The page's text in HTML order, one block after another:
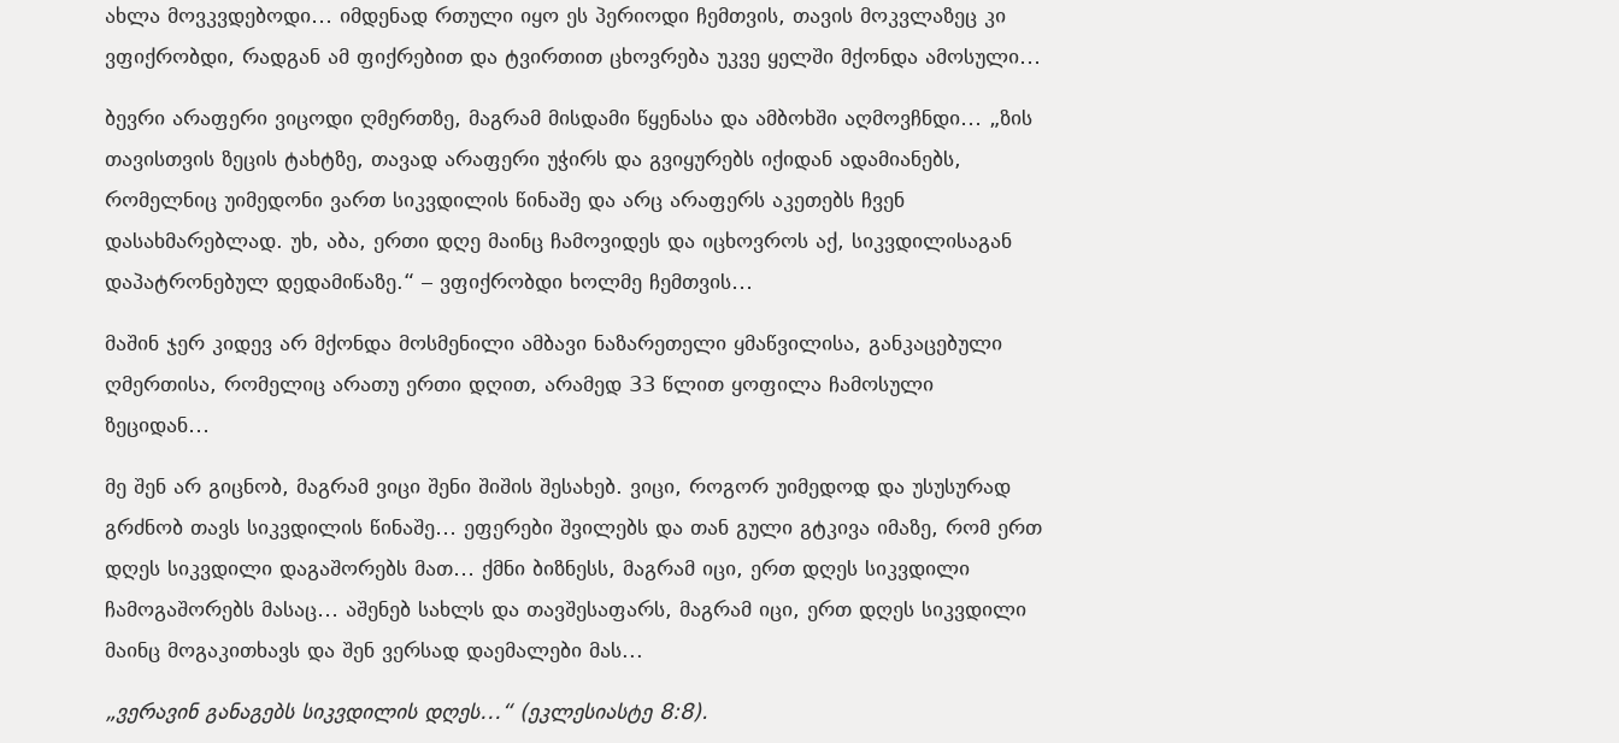
ახლა მოვკვდებოდი… იმდენად რთული იყო ეს პერიოდი ჩემთვის, თავის მოკვლაზეც კი
ვფიქრობდი, რადგან ამ ფიქრებით და ტვირთით ცხოვრება უკვე ყელში მქონდა ამოსული…
ბევრი არაფერი ვიცოდი ღმერთზე, მაგრამ მისდამი წყენასა და ამბოხში აღმოვჩნდი… „ზის
თავისთვის ზეცის ტახტზე, თავად არაფერი უჭირს და გვიყურებს იქიდან ადამიანებს,
რომელნიც უიმედონი ვართ სიკვდილის წინაშე და არც არაფერს აკეთებს ჩვენ
დასახმარებლად. უხ, აბა, ერთი დღე მაინც ჩამოვიდეს და იცხოვროს აქ, სიკვდილისაგან
დაპატრონებულ დედამიწაზე.“ – ვფიქრობდი ხოლმე ჩემთვის…
მაშინ ჯერ კიდევ არ მქონდა მოსმენილი ამბავი ნაზარეთელი ყმაწვილისა, განკაცებული
ღმერთისა, რომელიც არათუ ერთი დღით, არამედ 33 წლით ყოფილა ჩამოსული
ზეციდან…
მე შენ არ გიცნობ, მაგრამ ვიცი შენი შიშის შესახებ. ვიცი, როგორ უიმედოდ და უსუსურად
გრძნობ თავს სიკვდილის წინაშე… ეფერები შვილებს და თან გული გტკივა იმაზე, რომ ერთ
დღეს სიკვდილი დაგაშორებს მათ… ქმნი ბიზნესს, მაგრამ იცი, ერთ დღეს სიკვდილი
ჩამოგაშორებს მასაც… აშენებ სახლს და თავშესაფარს, მაგრამ იცი, ერთ დღეს სიკვდილი
მაინც მოგაკითხავს და შენ ვერსად დაემალები მას...
„ვერავინ განაგებს სიკვდილის დღეს…“ (ეკლესიასტე8:8).